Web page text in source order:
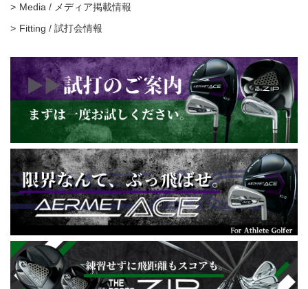
Media / メディア掲載情報
Fitting / 試打会情報